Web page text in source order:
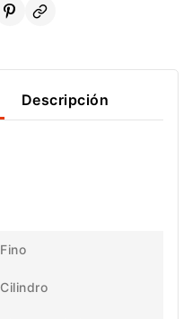
Descripción
Fino
Cilindro